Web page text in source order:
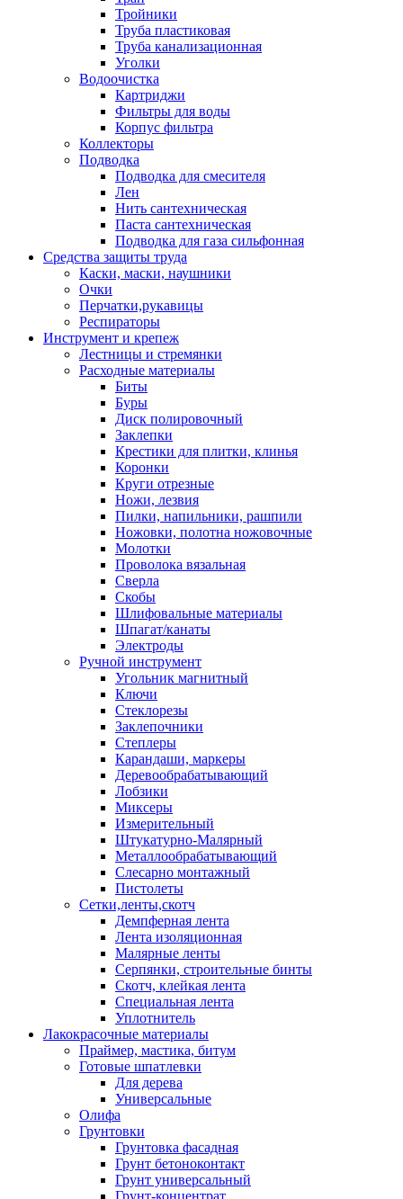
Тройники
Труба пластиковая
Труба канализационная
Уголки
Водоочистка
Картриджи
Фильтры для воды
Корпус фильтра
Коллекторы
Подводка
Подводка для смесителя
Лен
Нить сантехническая
Паста сантехническая
Подводка для газа сильфонная
Средства защиты труда
Каски, маски, наушники
Очки
Перчатки,рукавицы
Респираторы
Инструмент и крепеж
Лестницы и стремянки
Расходные материалы
Биты
Буры
Диск полировочный
Заклепки
Крестики для плитки, клинья
Коронки
Круги отрезные
Ножи, лезвия
Пилки, напильники, рашпили
Ножовки, полотна ножовочные
Молотки
Проволока вязальная
Сверла
Скобы
Шлифовальные материалы
Шпагат/канаты
Электроды
Ручной инструмент
Угольник магнитный
Ключи
Стеклорезы
Заклепочники
Степлеры
Карандаши, маркеры
Деревообрабатывающий
Лобзики
Миксеры
Измерительный
Штукатурно-Малярный
Металлообрабатывающий
Слесарно монтажный
Пистолеты
Сетки,ленты,скотч
Демпферная лента
Лента изоляционная
Малярные ленты
Серпянки, строительные бинты
Скотч, клейкая лента
Специальная лента
Уплотнитель
Лакокрасочные материалы
Праймер, мастика, битум
Готовые шпатлевки
Для дерева
Универсальные
Олифа
Грунтовки
Грунтовка фасадная
Грунт бетоноконтакт
Грунт универсальный